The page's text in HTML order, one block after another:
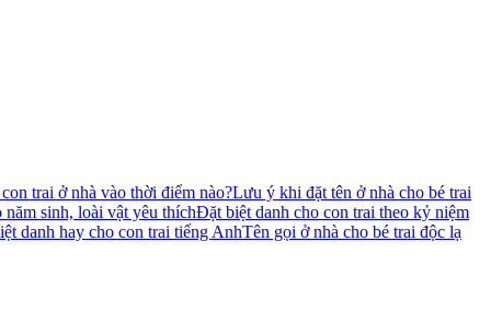
trai ở nhà vào thời điểm nào?Lưu ý khi đặt tên ở nhà cho bé trai
sinh, loài vật yêu thíchĐặt biệt danh cho con trai theo kỷ niệm
danh hay cho con trai tiếng AnhTên gọi ở nhà cho bé trai độc lạ